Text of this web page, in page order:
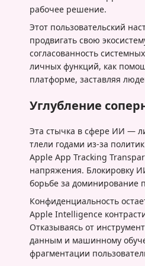
рабочее решение.
Этот пользовательский
продвигать свою
согласованность
личных функций, как
платформе, заставляя
Углубление
Эта стычка в сфере ИИ —
тлели годами из-за
Apple App Tracking
напряжения. Блокировку
борьбе за доминирование
Конфиденциальность
Apple Intelligence
Отказываясь от
данным и машинному
фрагментации